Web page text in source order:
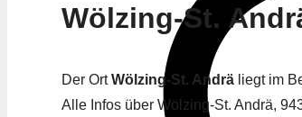
Wölzing-St.
Der OrtWölzing-St. Andrä liegt im
Alle Infos über Wölzing-St. Andrä,